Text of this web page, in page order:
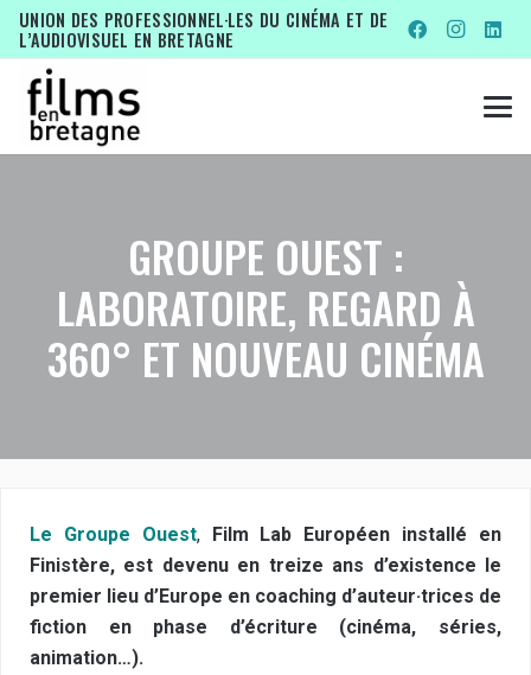
UNION DES PROFESSIONNEL·LES DU CINÉMA ET DE
L’AUDIOVISUEL EN BRETAGNE
GROUPE OUEST :
LABORATOIRE, REGARD À
360° ET NOUVEAU CINÉMA
Le Groupe Ouest, Film Lab Européen installé en
Finistère, est devenu en treize ans d’existence le
premier lieu d’Europe en coaching d’auteur·trices de
fiction en phase d’écriture (cinéma, séries,
animation…).